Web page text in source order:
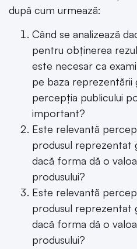
după cum urmează:
Când se analizează
pentru obținerea
este necesar ca
pe baza reprezentării
percepția publicului
important?
Este relevantă
produsul reprezentat
dacă forma dă o
produsului?
Este relevantă
produsul reprezentat
dacă forma dă o
produsului?